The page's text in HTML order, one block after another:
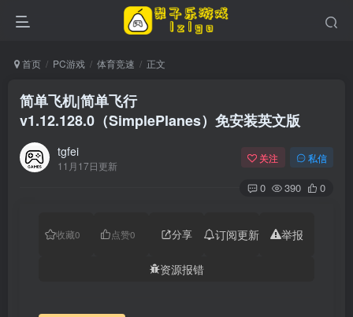
首页 PC游戏 体育竞速 正文
简单飞机|简单飞行
v1.12.128.0（SimplePlanes）免安装英文版
tgfei
11月17日更新
关注 私信
0 390 0
收藏0 点赞0 分享 订阅更新 举报
资源报错